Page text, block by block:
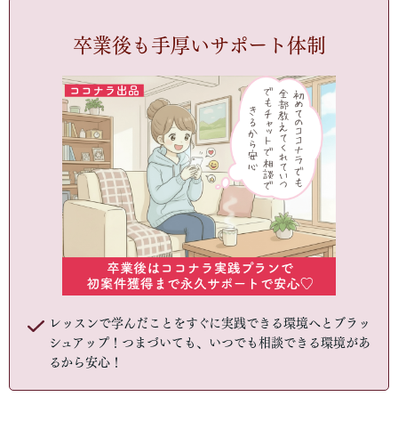
卒業後も手厚いサポート体制
レッスンで学んだことをすぐに実践できる環境へとブラッ
シュアップ！つまづいても、いつでも相談できる環境があ
るから安心！